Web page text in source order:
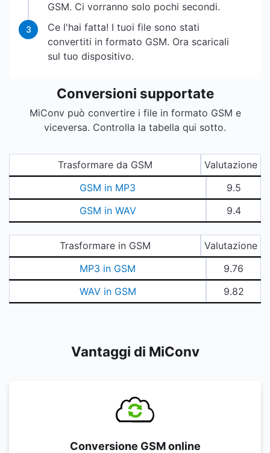
GSM. Ci vorranno solo pochi secondi.
3
Ce l'hai fatta! I tuoi file sono stati
convertiti in formato GSM. Ora scaricali
sul tuo dispositivo.
Conversioni supportate
MiConv può convertire i file in formato GSM e
viceversa. Controlla la tabella qui sotto.
Trasformare da GSM
Valutazione
GSM in MP3
9.5
GSM in WAV
9.4
Trasformare in GSM
Valutazione
MP3 in GSM
9.76
WAV in GSM
9.82
Vantaggi di MiConv
Conversione GSM online